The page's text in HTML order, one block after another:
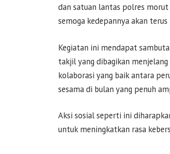
dan satuan lantas polres
semoga kedepannya akan
Kegiatan ini mendapat
takjil yang dibagikan
kolaborasi yang baik antara
sesama di bulan yang penuh
Aksi sosial seperti ini
untuk meningkatkan rasa